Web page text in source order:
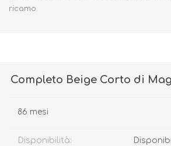
ricamo.
Completo Beige Corto di
86 mesi
Disponibilità: